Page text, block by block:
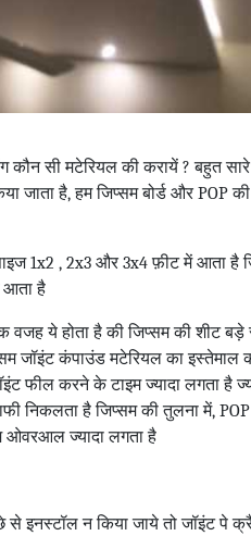
सी मटेरियल की करायें ? बहुत
जाता है, हम जिप्सम बोर्ड और POP
1x2 , 2x3 और 3x4 फ़ीट में आता है
आता है
वजह ये होता है की जिप्सम की शीट बड़े
जॉइंट कंपाउंड मटेरियल का इस्तेमाल
फील करने के टाइम ज्यादा लगता है
निकलता है जिप्सम की तुलना में,
ओवरआल ज्यादा लगता है
से इनस्टॉल न किया जाये तो जॉइंट पे